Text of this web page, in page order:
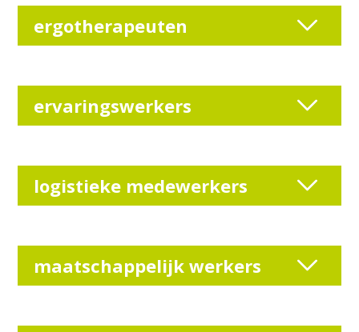
ergotherapeuten
ervaringswerkers
logistieke medewerkers
maatschappelijk werkers